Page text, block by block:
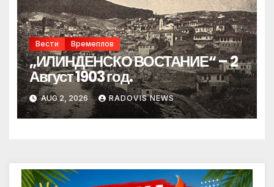
Вести Времеплов
„ИЛИНДЕНСКО ВОСТАНИЕ“ – 2
Август 1903 год.
AUG 2, 2026 RADOVIS NEWS